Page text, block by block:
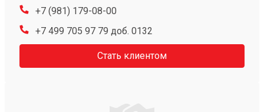
+7 (981) 179-08-00
+7 499 705 97 79 доб. 0132
Стать клиентом